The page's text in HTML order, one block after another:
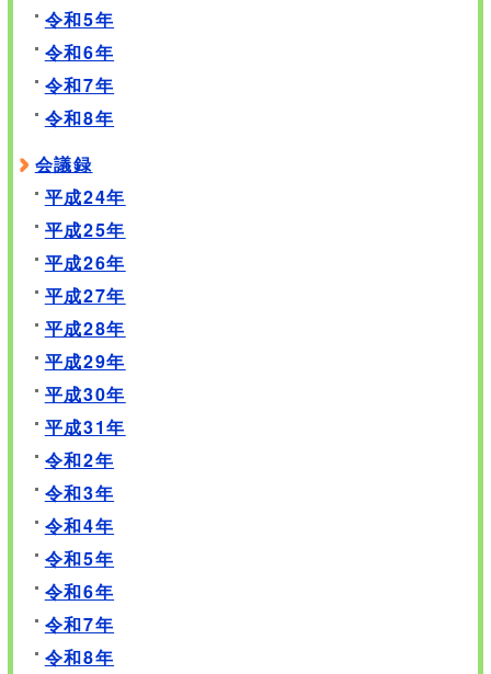
令和5年
令和6年
令和7年
令和8年
会議録
平成24年
平成25年
平成26年
平成27年
平成28年
平成29年
平成30年
平成31年
令和2年
令和3年
令和4年
令和5年
令和6年
令和7年
令和8年